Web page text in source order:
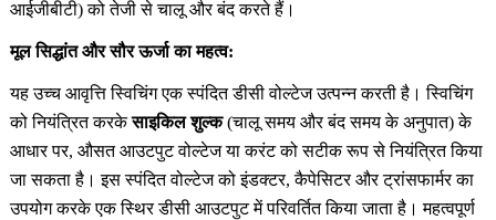
आईजीबीटी) को तेजी से चालू और बंद करते हैं।
मूल सिद्धांत और सौर ऊर्जा का महत्व:
यह उच्च आवृत्ति स्विचिंग एक स्पंदित डीसी वोल्टेज उत्पन्न करती है। स्विचिंग
को नियंत्रित करकेसाइकिल शुल्क(चालू समय और बंद समय के अनुपात) के
आधार पर, औसत आउटपुट वोल्टेज या करंट को सटीक रूप से नियंत्रित किया
जा सकता है। इस स्पंदित वोल्टेज को इंडक्टर, कैपेसिटर और ट्रांसफार्मर का
उपयोग करके एक स्थिर डीसी आउटपुट में परिवर्तित किया जाता है। महत्वपूर्ण